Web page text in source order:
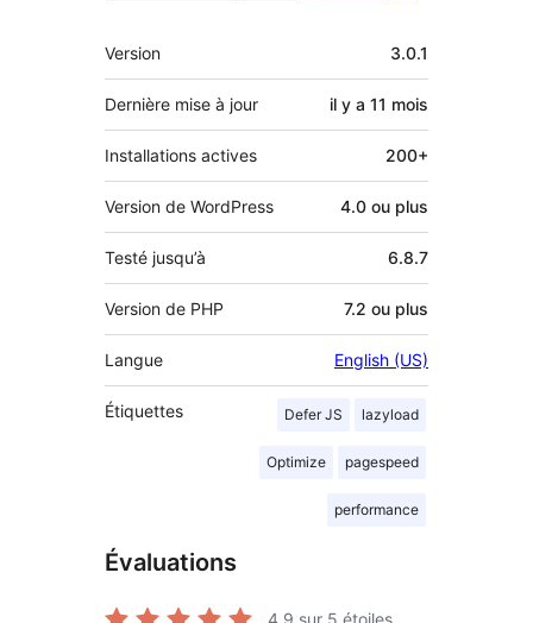
Méta
Version 3.0.1
Dernière mise à jour il y a 11 mois
Installations actives 200+
Version de WordPress 4.0 ou plus
Testé jusqu’à 6.8.7
Version de PHP 7.2 ou plus
Langue English (US)
Étiquettes Defer JS lazyload
Optimize pagespeed
performance
Évaluations
4.9 sur 5 étoiles.